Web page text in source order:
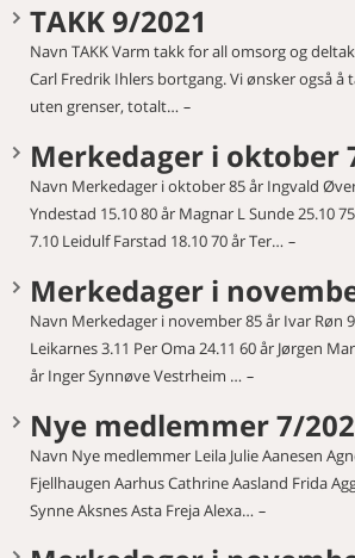
TAKK 9/2021
Navn TAKK Varm takk for all omsorg og
Carl Fredrik Ihlers bortgang. Vi ønsker også å
uten grenser, totalt…
Merkedager i oktober
Navn Merkedager i oktober 85 år Ingvald
Yndestad 15.10 80 år Magnar L Sunde 25.10
7.10 Leidulf Farstad 18.10 70 år Ter…
Merkedager i
Navn Merkedager i november 85 år Ivar Røn
Leikarnes 3.11 Per Oma 24.11 60 år Jørgen
år Inger Synnøve Vestrheim …
Nye medlemmer 7/
Navn Nye medlemmer Leila Julie Aanesen
Fjellhaugen Aarhus Cathrine Aasland Frida
Synne Aksnes Asta Freja Alexa…